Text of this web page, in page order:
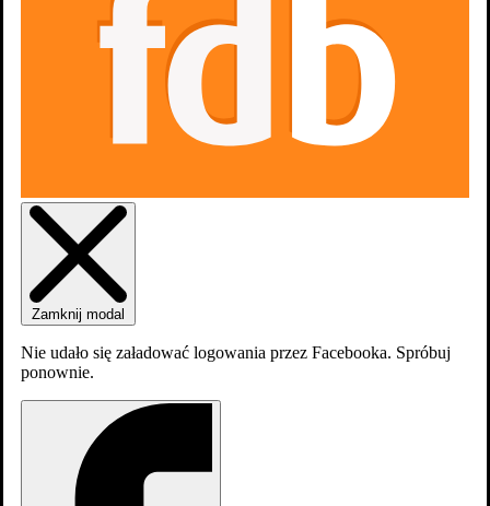
Zaloguj sięZałóź konto
Zamknij modal
Nie udało się załadować logowania przez Facebooka. Spróbuj
ponownie.